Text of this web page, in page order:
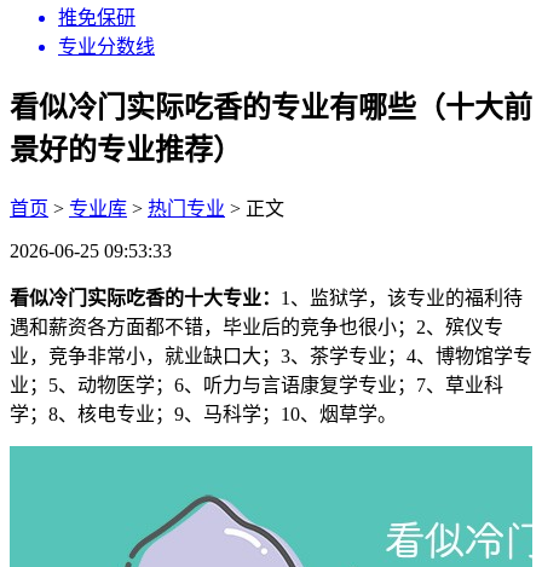
推免保研
专业分数线
看似冷门实际吃香的专业有哪些（十大前
景好的专业推荐）
首页 > 专业库 > 热门专业 > 正文
2026-06-25 09:53:33
看似冷门实际吃香的十大专业： 1、监狱学，该专业的福利待
遇和薪资各方面都不错，毕业后的竞争也很小；2、殡仪专
业，竞争非常小，就业缺口大；3、茶学专业；4、博物馆学专
业；5、动物医学；6、听力与言语康复学专业；7、草业科
学；8、核电专业；9、马科学；10、烟草学。